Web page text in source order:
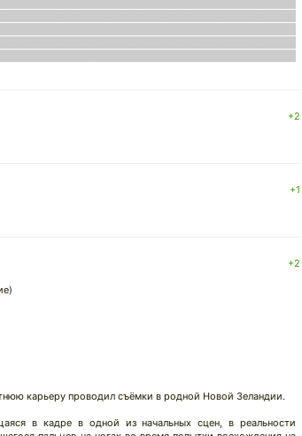
+2
+1
+2
карьеру проводил съёмки в родной Новой Зеландии.
в кадре в одной из начальных сцен, в реальности